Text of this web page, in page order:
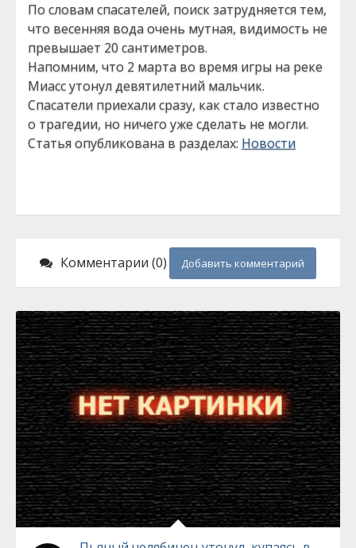
По словам спасателей, поиск затрудняется тем,
что весенняя вода очень мутная, видимость не
превышает 20 сантиметров.
Напомним, что 2 марта во время игры на реке
Миасс утонул девятилетний мальчик.
Спасатели приехали сразу, как стало известно
о трагедии, но ничего уже сделать не могли.
Статья опубликована в разделах: Новости
Комментарии (0) Добавить комментарий